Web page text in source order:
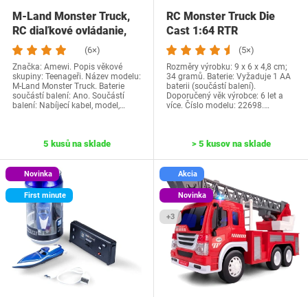
M-Land Monster Truck,
RC diaľkové ovládanie,
48 km/h 4x4…
(6×)
Značka: Amewi. Popis věkové
skupiny: Teenageři. Název modelu:
M-Land Monster Truck. Baterie
součástí balení: Ano. Součástí
balení: Nabíjecí kabel, model,…
5 kusů na sklade
RC Monster Truck Die
Cast 1:64 RTR
modro/oranžový, s…
(5×)
Rozměry výrobku: 9 x 6 x 4,8 cm;
34 gramů. Baterie: Vyžaduje 1 AA
baterii (součástí balení).
Doporučený věk výrobce: 6 let a
více. Číslo modelu: 22698.…
> 5 kusov na sklade
Novinka
First minute
Akcia
Novinka
+3